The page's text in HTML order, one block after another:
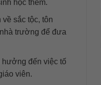
học thêm.
sắc tộc, tôn
trường để đưa
hưởng đến việc tố
viên.